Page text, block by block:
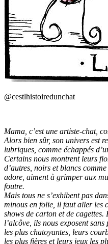
@cestlhistoiredunchat
Mama, c’est une artiste-chat,
Alors bien sûr, son univers est
lubriques, comme échappés
Certains nous montrent leurs
d’autres, noirs et blancs
adore, aiment à grimper aux
foutre.
Mais tous ne s’exhibent pas
minous en folie, il faut aller les
shows de carton et de
l’alcôve, ils nous exposent
les plus chatoyantes, leurs
les plus fières et leurs jeux les